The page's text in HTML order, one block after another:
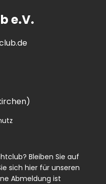
e.V.
Bleiben Sie auf
sich hier für unseren
Abmeldung ist